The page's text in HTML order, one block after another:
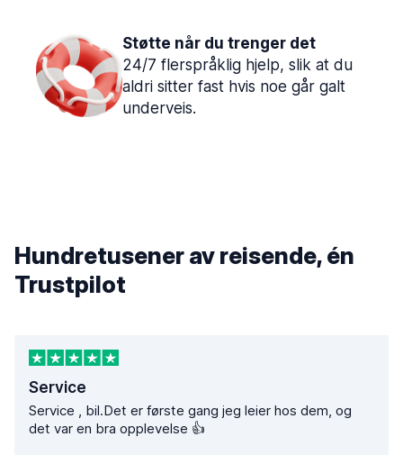
Støtte når du trenger det
24/7 flerspråklig hjelp, slik at du
aldri sitter fast hvis noe går galt
underveis.
Hundretusener av reisende, én
Trustpilot
Service
Service , bil.Det er første gang jeg leier hos dem, og
det var en bra opplevelse 👍